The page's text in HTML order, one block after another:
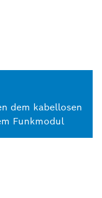
dem kabellosen
Funkmodul